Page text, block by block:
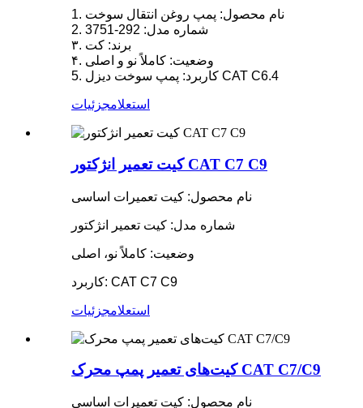
1. نام محصول: پمپ روغن انتقال سوخت
2. شماره مدل: 292-3751
۳. برند: کت
۴. وضعیت: کاملاً نو و اصلی
5. کاربرد: پمپ سوخت دیزل CAT C6.4
استعلامجزئیات
کیت تعمیر انژکتور CAT C7 C9
نام محصول: کیت تعمیرات اساسی
شماره مدل: کیت تعمیر انژکتور
وضعیت: کاملاً نو، اصلی
کاربرد: CAT C7 C9
استعلامجزئیات
کیت‌های تعمیر پمپ محرک CAT C7/C9
نام محصول: کیت تعمیرات اساسی